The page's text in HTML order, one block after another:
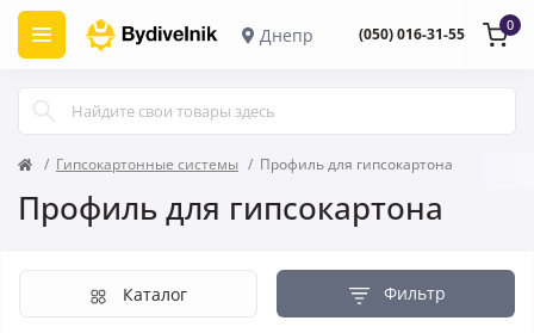
Днепр (050) 016-31-55 0
Гипсокартонные системы Профиль для гипсокартона
Профиль для гипсокартона
Фильтр
Каталог